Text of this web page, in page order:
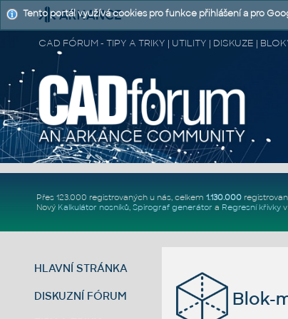
CAD FÓRUM - TIPY A TRIKY | UTILITY | DISKUZE |
Přes 123.000 registrovaných u nás, celkem 1.130.000
Nový Kalkulátor nosníků, Spirograf generátor a Regresní křivkyv
HLAVNÍ STRÁNKA
DISKUZNÍ FÓRUM Blok-
Tento portál využívá cookies pro funkce přihlášení a pro